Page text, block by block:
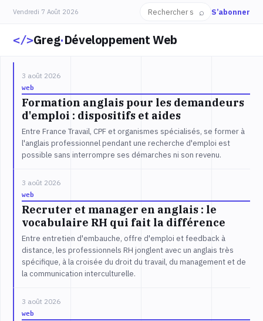
Vendredi 7 Août 2026 ⌕ S’abonner
Greg·Développement Web
3 août 2026
web
Formation anglais pour les demandeurs
d'emploi : dispositifs et aides
Entre France Travail, CPF et organismes spécialisés, se former à
l'anglais professionnel pendant une recherche d'emploi est
possible sans interrompre ses démarches ni son revenu.
3 août 2026
web
Recruter et manager en anglais : le
vocabulaire RH qui fait la différence
Entre entretien d'embauche, offre d'emploi et feedback à
distance, les professionnels RH jonglent avec un anglais très
spécifique, à la croisée du droit du travail, du management et de
la communication interculturelle.
3 août 2026
web